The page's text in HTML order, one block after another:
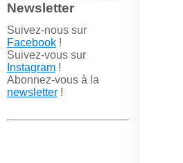
Newsletter
Suivez-nous sur
Facebook!
Suivez-vous sur
Instagram!
Abonnez-vous à la
newsletter!